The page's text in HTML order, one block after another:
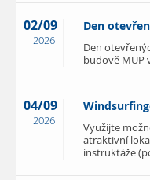
02/09
2026
Den
Den
budově MUP
04/09
2026
Využijte
atraktivní
instruktáže